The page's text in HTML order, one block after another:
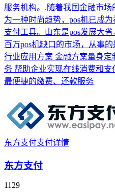
服务机构。.随着我国金融市
为一种时尚趋势，pos机已成
支付工具。山东是pos发展大
百万pos机缺口的市场，从事
行业应用方案 金融方案量身
务 帮助企业实现在线消费和支
最便捷的缴费、还款服务
东方支付支付详情
东方支付
1129